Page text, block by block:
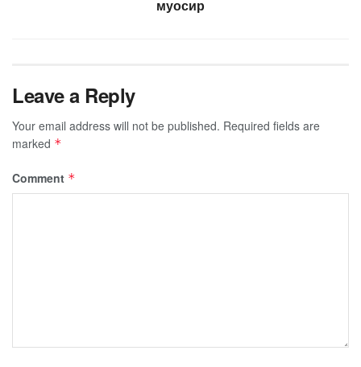
муосир
Leave a Reply
Your email address will not be published. Required fields are
marked *
Comment *